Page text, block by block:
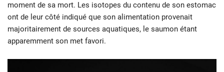
moment de sa mort. Les isotopes du contenu de son estomac
ont de leur côté indiqué que son alimentation provenait
majoritairement de sources aquatiques, le saumon étant
apparemment son met favori.